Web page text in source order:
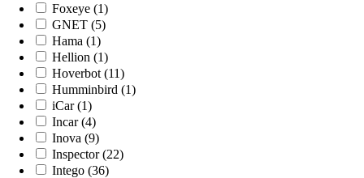
Foxeye (1)
GNET (5)
Hama (1)
Hellion (1)
Hoverbot (11)
Humminbird (1)
iCar (1)
Incar (4)
Inova (9)
Inspector (22)
Intego (36)